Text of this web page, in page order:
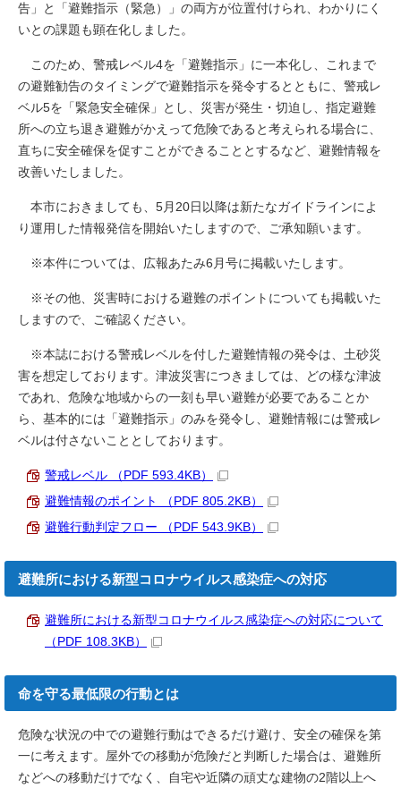
告」と「避難指示（緊急）」の両方が位置付けられ、わかりにく
いとの課題も顕在化しました。
このため、警戒レベル4を「避難指示」に一本化し、これまで
の避難勧告のタイミングで避難指示を発令するとともに、警戒レ
ベル5を「緊急安全確保」とし、災害が発生・切迫し、指定避難
所への立ち退き避難がかえって危険であると考えられる場合に、
直ちに安全確保を促すことができることとするなど、避難情報を
改善いたしました。
本市におきましても、5月20日以降は新たなガイドラインによ
り運用した情報発信を開始いたしますので、ご承知願います。
※本件については、広報あたみ6月号に掲載いたします。
※その他、災害時における避難のポイントについても掲載いた
しますので、ご確認ください。
※本誌における警戒レベルを付した避難情報の発令は、土砂災
害を想定しております。津波災害につきましては、どの様な津波
であれ、危険な地域からの一刻も早い避難が必要であることか
ら、基本的には「避難指示」のみを発令し、避難情報には警戒レ
ベルは付さないこととしております。
警戒レベル （PDF 593.4KB）
避難情報のポイント （PDF 805.2KB）
避難行動判定フロー （PDF 543.9KB）
避難所における新型コロナウイルス感染症への対応
避難所における新型コロナウイルス感染症への対応について
（PDF 108.3KB）
命を守る最低限の行動とは
危険な状況の中での避難行動はできるだけ避け、安全の確保を第
一に考えます。屋外での移動が危険だと判断した場合は、避難所
などへの移動だけでなく、自宅や近隣の頑丈な建物の2階以上へ